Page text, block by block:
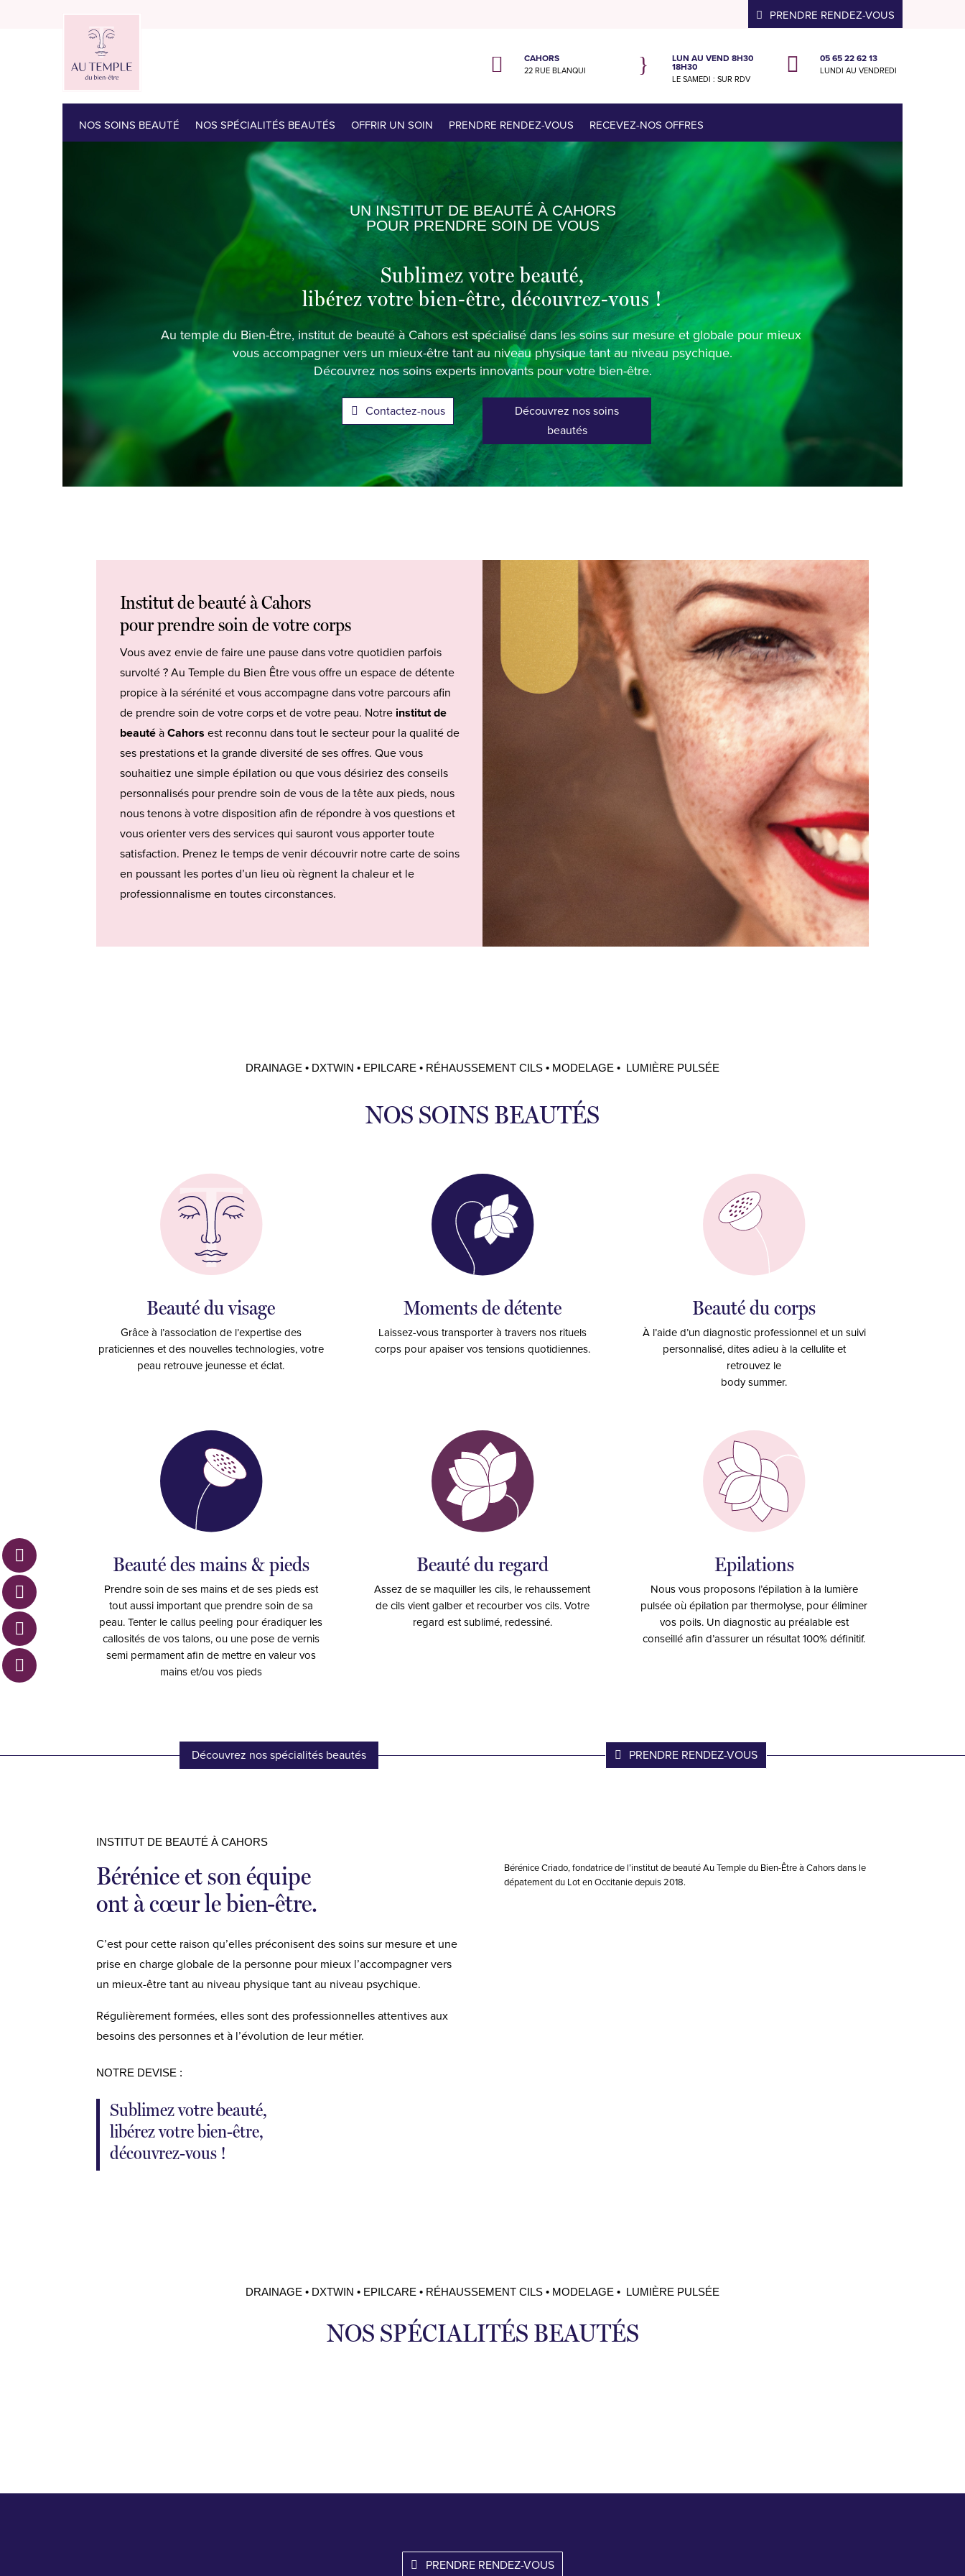
PRENDRE RENDEZ-VOUS
 CAHORS
22 RUE BLANQUI } LUN AU VEND 8H30
18H30
LE SAMEDI : SUR RDV
 05 65 22 62 13
LUNDI AU VENDREDI
NOS SOINS BEAUTÉ NOS SPÉCIALITÉS BEAUTÉS OFFRIR UN SOIN PRENDRE RENDEZ-VOUS RECEVEZ-NOS OFFRES
UN INSTITUT DE BEAUTÉ À CAHORS
POUR PRENDRE SOIN DE VOUS
Sublimez votre beauté,
libérez votre bien-être, découvrez-vous !
Au temple du Bien-Être, institut de beauté à Cahors est spécialisé dans les soins sur mesure et globale pour mieux
vous accompagner vers un mieux-être tant au niveau physique tant au niveau psychique.
Découvrez nos soins experts innovants pour votre bien-être.
Contactez-nous
Découvrez nos soins
beautés
Institut de beauté à Cahors
pour prendre soin de votre corps
Vous avez envie de faire une pause dans votre quotidien parfois
survolté ? Au Temple du Bien Être vous offre un espace de détente
propice à la sérénité et vous accompagne dans votre parcours afin
de prendre soin de votre corps et de votre peau. Notre institut de
beautéàCahors est reconnu dans tout le secteur pour la qualité de
ses prestations et la grande diversité de ses offres. Que vous
souhaitiez une simple épilation ou que vous désiriez des conseils
personnalisés pour prendre soin de vous de la tête aux pieds, nous
nous tenons à votre disposition afin de répondre à vos questions et
vous orienter vers des services qui sauront vous apporter toute
satisfaction. Prenez le temps de venir découvrir notre carte de soins
en poussant les portes d’un lieu où règnent la chaleur et le
professionnalisme en toutes circonstances.
DRAINAGE • DXTWIN • EPILCARE • RÉHAUSSEMENT CILS • MODELAGE • LUMIÈRE PULSÉE
NOS SOINS BEAUTÉS
Beauté du visage
Grâce à l’association de l’expertise des
praticiennes et des nouvelles technologies, votre
peau retrouve jeunesse et éclat.
Moments de détente
Laissez-vous transporter à travers nos rituels
corps pour apaiser vos tensions quotidiennes.
Beauté du corps
À l’aide d’un diagnostic professionnel et un suivi
personnalisé, dites adieu à la cellulite et
retrouvez le
body summer.
Beauté des mains & pieds
Prendre soin de ses mains et de ses pieds est
tout aussi important que prendre soin de sa
peau. Tenter le callus peeling pour éradiquer les
callosités de vos talons, ou une pose de vernis
semi permament afin de mettre en valeur vos
mains et/ou vos pieds
Beauté du regard
Assez de se maquiller les cils, le rehaussement
de cils vient galber et recourber vos cils. Votre
regard est sublimé, redessiné.
Epilations
Nous vous proposons l’épilation à la lumière
pulsée où épilation par thermolyse, pour éliminer
vos poils. Un diagnostic au préalable est
conseillé afin d’assurer un résultat 100% définitif.
Découvrez nos spécialités beautés PRENDRE RENDEZ-VOUS
INSTITUT DE BEAUTÉ À CAHORS
Bérénice et son équipe
ont à cœur le bien-être.
C’est pour cette raison qu’elles préconisent des soins sur mesure et une
prise en charge globale de la personne pour mieux l’accompagner vers
un mieux-être tant au niveau physique tant au niveau psychique.
Régulièrement formées, elles sont des professionnelles attentives aux
besoins des personnes et à l’évolution de leur métier.
NOTRE DEVISE :
Sublimez votre beauté,
libérez votre bien-être,
découvrez-vous !
Bérénice Criado, fondatrice de l’institut de beauté Au Temple du Bien-Être à Cahors dans le
dépatement du Lot en Occitanie depuis 2018.
DRAINAGE • DXTWIN • EPILCARE • RÉHAUSSEMENT CILS • MODELAGE • LUMIÈRE PULSÉE
NOS SPÉCIALITÉS BEAUTÉS
PRENDRE RENDEZ-VOUS